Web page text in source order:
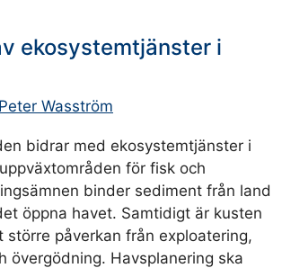
ekosystemtjänster i
Peter Wasström
bidrar med ekosystemtjänster i
för fisk och
binder sediment från land
öppna havet. Samtidigt är kusten
större påverkan från exploatering,
övergödning. Havsplanering ska